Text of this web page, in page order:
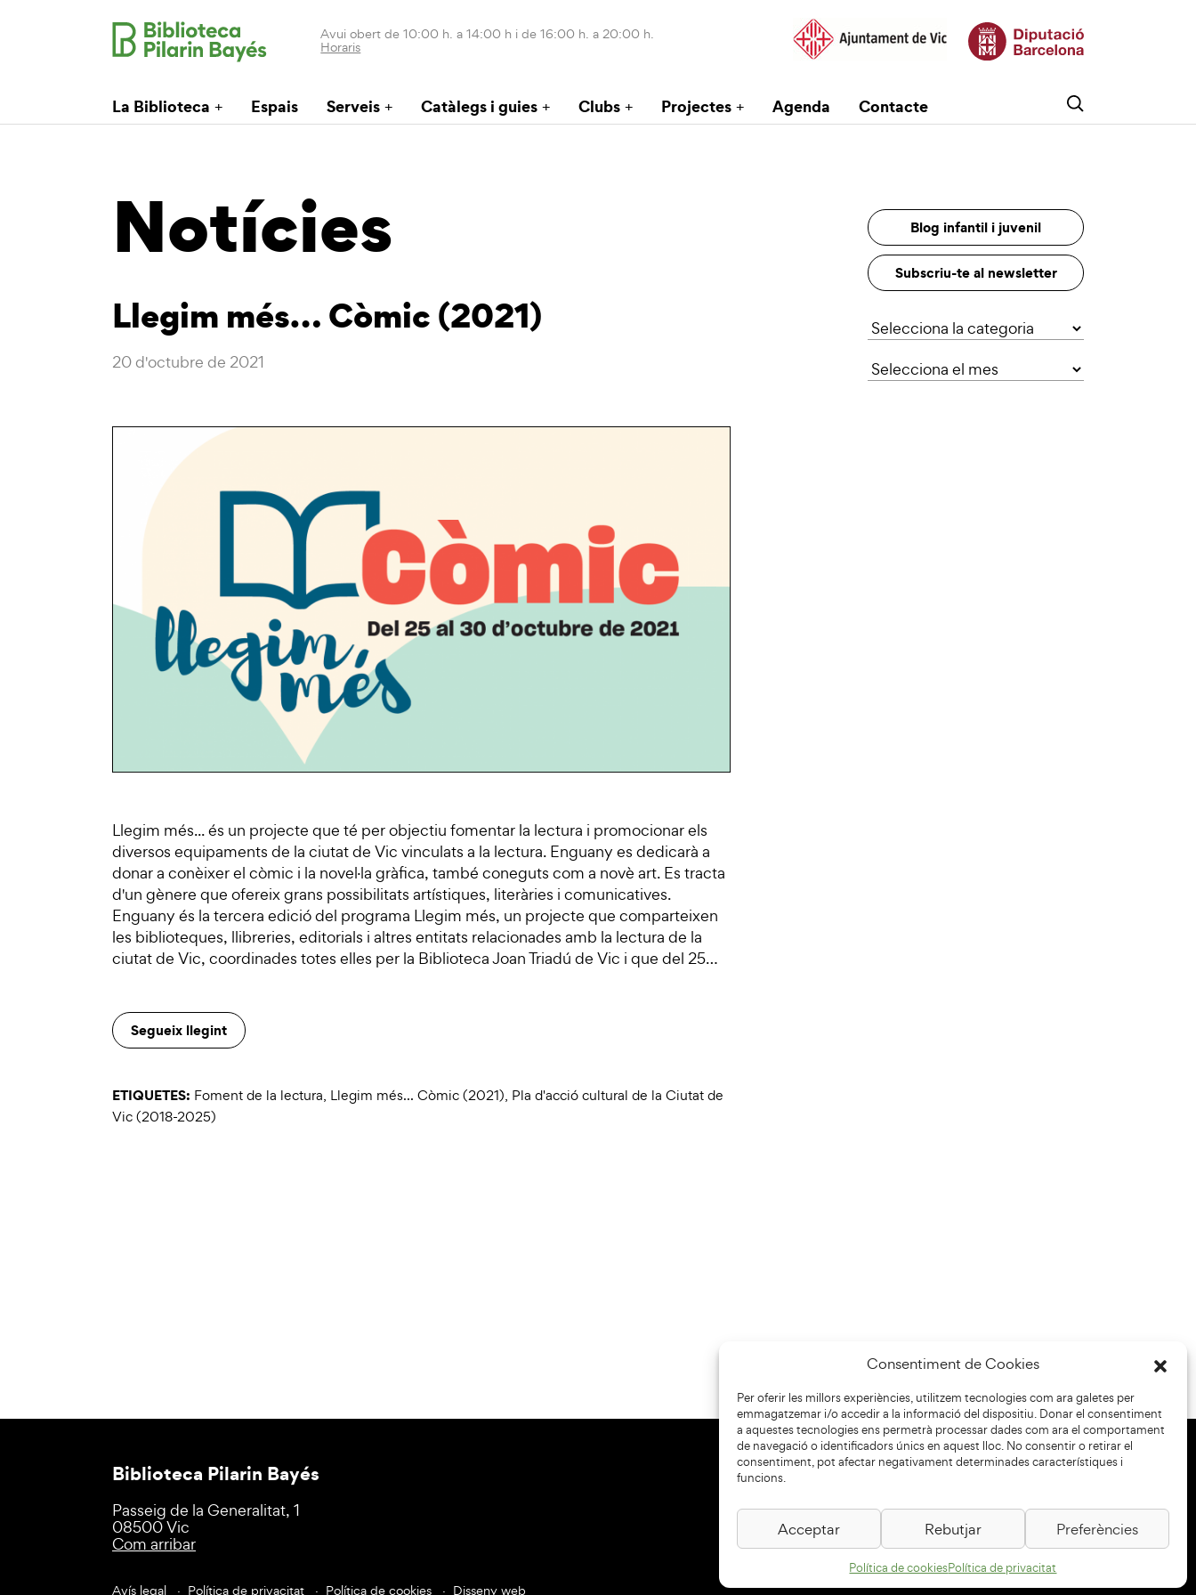
Consentiment de Cookies
Per oferir les millors experiències, utilitzem tecnologies com ara galetes per
emmagatzemar i/o accedir a la informació del dispositiu. Donar el consentiment
a aquestes tecnologies ens permetrà processar dades com ara el comportament
de navegació o identificadors únics en aquest lloc. No consentir o retirar el
consentiment, pot afectar negativament determinades característiques i
funcions.
Acceptar Rebutjar Preferències
Política de cookiesPolítica de privacitat
Avui obert de 10:00 h. a 14:00 h i de 16:00 h. a 20:00 h.
Horaris
La Biblioteca Espais Serveis Catàlegs i guies Clubs Projectes Agenda Contacte
Notícies Blog infantil i juvenil
Subscriu-te al newsletter
Llegim més… Còmic (2021)
20 d'octubre de 2021
Llegim més... és un projecte que té per objectiu fomentar la lectura i promocionar els
diversos equipaments de la ciutat de Vic vinculats a la lectura. Enguany es dedicarà a
donar a conèixer el còmic i la novel·la gràfica, també coneguts com a novè art. Es tracta
d'un gènere que ofereix grans possibilitats artístiques, literàries i comunicatives.
Enguany és la tercera edició del programa Llegim més, un projecte que comparteixen
les biblioteques, llibreries, editorials i altres entitats relacionades amb la lectura de la
ciutat de Vic, coordinades totes elles per la Biblioteca Joan Triadú de Vic i que del 25…
Segueix llegint
ETIQUETES: Foment de la lectura, Llegim més... Còmic (2021), Pla d'acció cultural de la Ciutat de
Vic (2018-2025)
Categories
Biblioteca Pilarin Bayés
Passeig de la Generalitat, 1
08500 Vic
Com arribar
Avís legal Política de privacitat Política de cookies Disseny web
Col·laboradors: